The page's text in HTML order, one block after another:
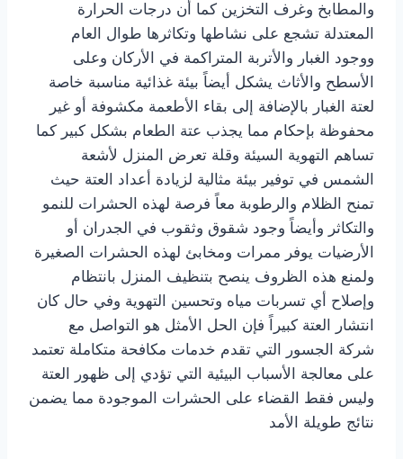
والمطابخ وغرف التخزين كما أن درجات الحرارة
المعتدلة تشجع على نشاطها وتكاثرها طوال العام
ووجود الغبار والأتربة المتراكمة في الأركان وعلى
الأسطح والأثاث يشكل أيضاً بيئة غذائية مناسبة خاصة
لعتة الغبار بالإضافة إلى بقاء الأطعمة مكشوفة أو غير
محفوظة بإحكام مما يجذب عتة الطعام بشكل كبير كما
تساهم التهوية السيئة وقلة تعرض المنزل لأشعة
الشمس في توفير بيئة مثالية لزيادة أعداد العتة حيث
تمنح الظلام والرطوبة معاً فرصة لهذه الحشرات للنمو
والتكاثر وأيضاً وجود شقوق وثقوب في الجدران أو
الأرضيات يوفر ممرات ومخابئ لهذه الحشرات الصغيرة
ولمنع هذه الظروف ينصح بتنظيف المنزل بانتظام
وإصلاح أي تسربات مياه وتحسين التهوية وفي حال كان
انتشار العتة كبيراً فإن الحل الأمثل هو التواصل مع
شركة الجسور التي تقدم خدمات مكافحة متكاملة تعتمد
على معالجة الأسباب البيئية التي تؤدي إلى ظهور العتة
وليس فقط القضاء على الحشرات الموجودة مما يضمن
نتائج طويلة الأمد